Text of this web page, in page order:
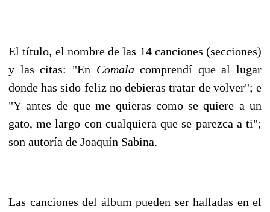
El título, el nombre de las 14 canciones (secciones)
y las citas: "En Comalacomprendí que al lugar
donde has sido feliz no debieras tratar de volver"; e
"Y antes de que me quieras como se quiere a un
gato, me largo con cualquiera que se parezca a ti";
son autoría de Joaquín Sabina.
Las canciones del álbum pueden ser halladas en el